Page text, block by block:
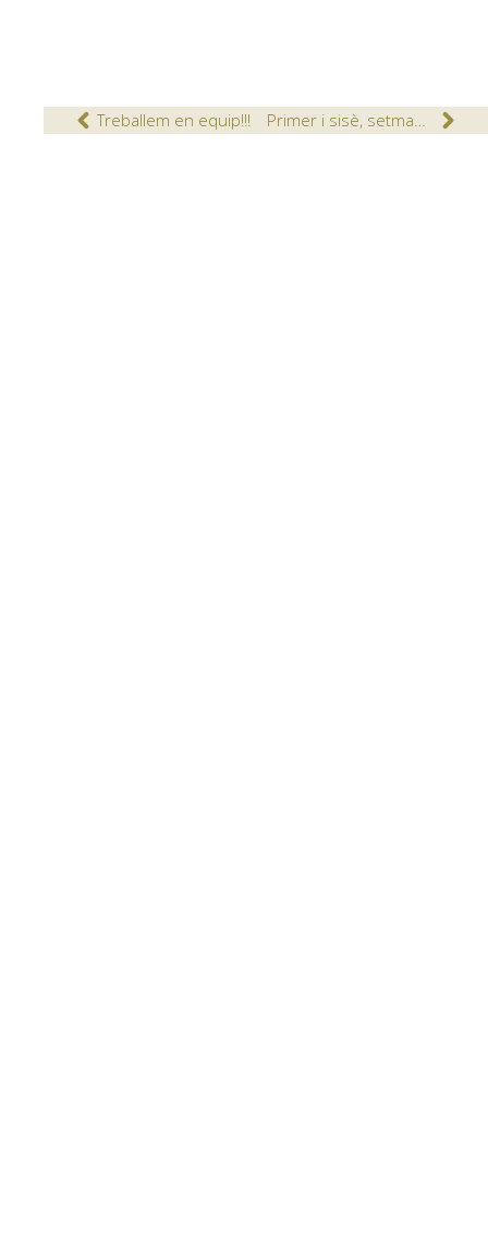
Treballem en equip!!! Primer i sisè, setmana literària conjunta